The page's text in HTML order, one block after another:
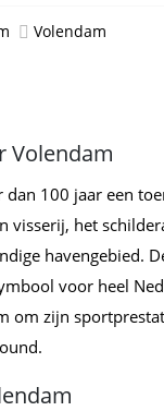
Volendam
Volendam
dan 100 jaar een
visserij, het
havengebied.
voor heel
om zijn